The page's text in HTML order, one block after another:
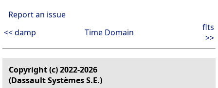
Report an issue
<< damp
Time Domain
flts
>>
Copyright (c) 2022-2026
(Dassault Systèmes S.E.)